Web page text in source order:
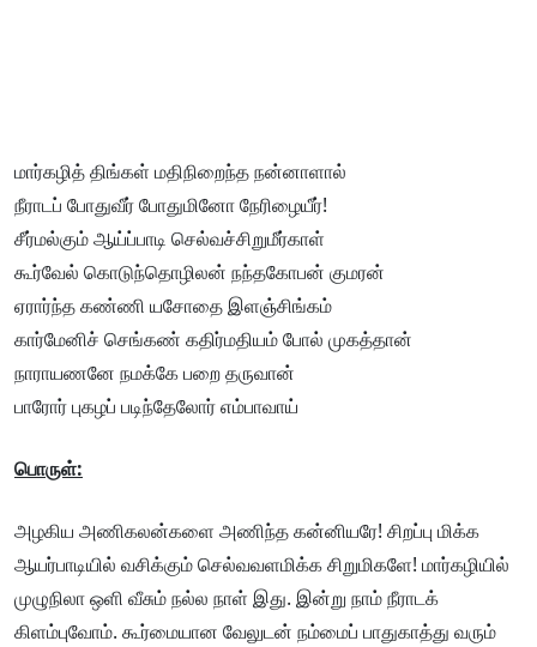
மார்கழித் திங்கள் மதிநிறைந்த நன்னாளால்
நீராடப் போதுவீர் போதுமினோ நேரிழையீர்!
சீர்மல்கும் ஆய்ப்பாடி செல்வச்சிறுமீர்காள்
கூர்வேல் கொடுந்தொழிலன் நந்தகோபன் குமரன்
ஏரார்ந்த கண்ணி யசோதை இளஞ்சிங்கம்
கார்மேனிச் செங்கண் கதிர்மதியம் போல் முகத்தான்
நாராயணனே நமக்கே பறை தருவான்
பாரோர் புகழப் படிந்தேலோர் எம்பாவாய்
பொருள்:
அழகிய அணிகலன்களை அணிந்த கன்னியரே! சிறப்பு மிக்க
ஆயர்பாடியில் வசிக்கும் செல்வவளமிக்க சிறுமிகளே! மார்கழியில்
முழுநிலா ஒளி வீசும் நல்ல நாள் இது. இன்று நாம் நீராடக்
கிளம்புவோம். கூர்மையான வேலுடன் நம்மைப் பாதுகாத்து வரும்